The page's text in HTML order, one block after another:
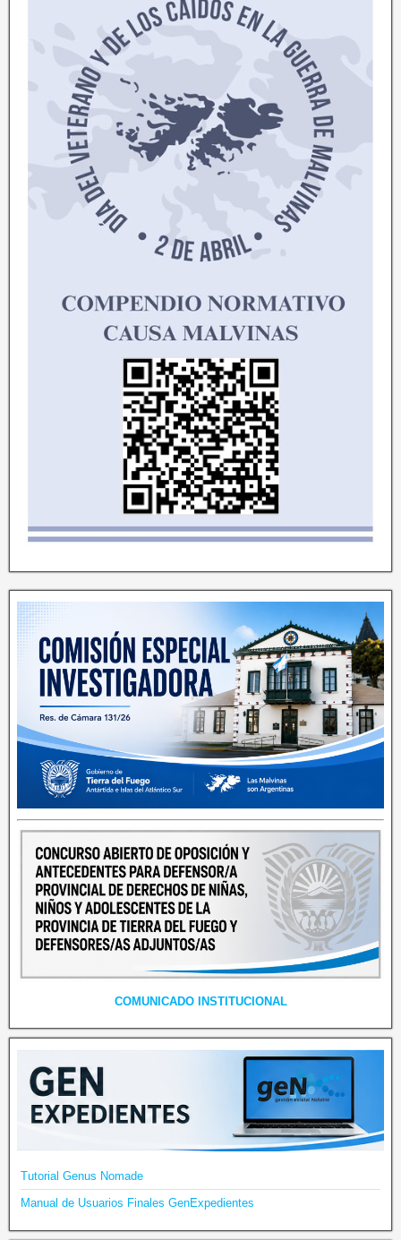
COMUNICADO INSTITUCIONAL
Tutorial Genus Nomade
Manual de Usuarios Finales GenExpedientes